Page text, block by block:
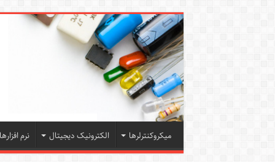
میکروکنترلرها الکترونیک دیجیتال نرم